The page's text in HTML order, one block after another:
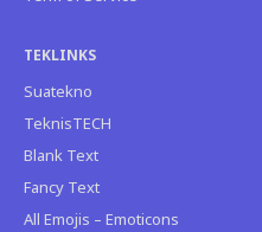
TEKLINKS
Suatekno
TeknisTECH
Blank Text
Fancy Text
All Emojis – Emoticons